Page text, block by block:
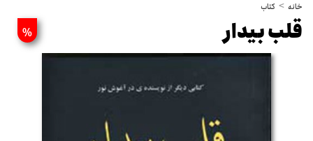
خانه کتاب
% قلب بیدار